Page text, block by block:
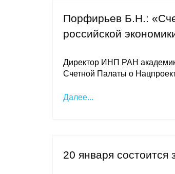
Порфирьев Б.Н.:
российской
Директор ИНП РАН
Счетной Палаты о
Далее...
20 января состоится